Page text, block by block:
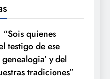
quienes
testigo de ese
y del
tradiciones”